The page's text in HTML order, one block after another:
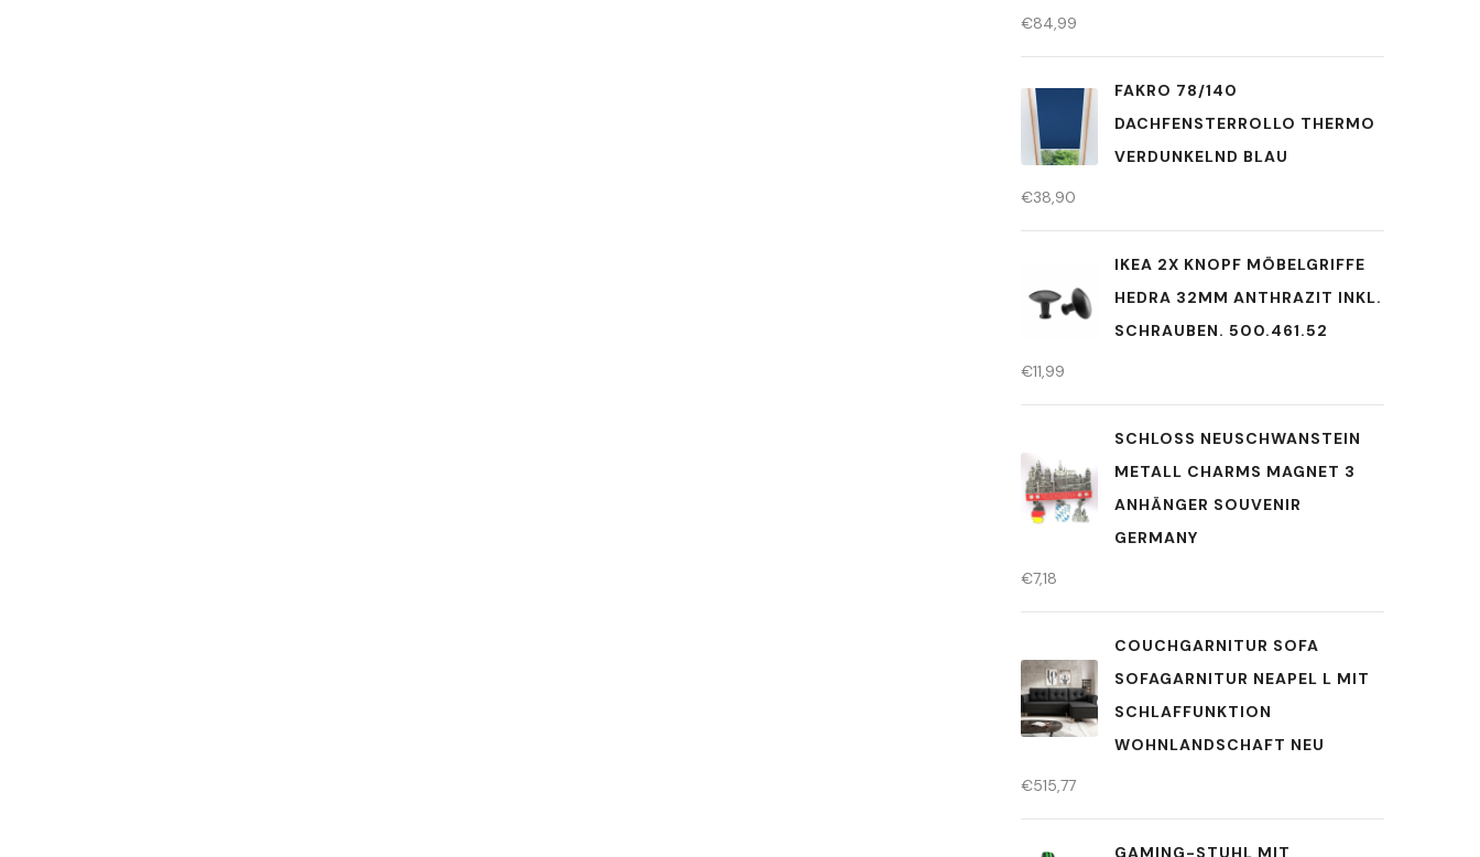
€84,99
FAKRO 78/140
DACHFENSTERROLLO THERMO
VERDUNKELND BLAU
€38,90
IKEA 2X KNOPF MÖBELGRIFFE
HEDRA 32MM ANTHRAZIT INKL.
SCHRAUBEN. 500.461.52
€11,99
SCHLOSS NEUSCHWANSTEIN
METALL CHARMS MAGNET 3
ANHÄNGER SOUVENIR
GERMANY
€7,18
COUCHGARNITUR SOFA
SOFAGARNITUR NEAPEL L MIT
SCHLAFFUNKTION
WOHNLANDSCHAFT NEU
€515,77
GAMING-STUHL MIT